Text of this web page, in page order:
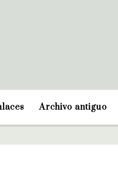
Archivo antiguo